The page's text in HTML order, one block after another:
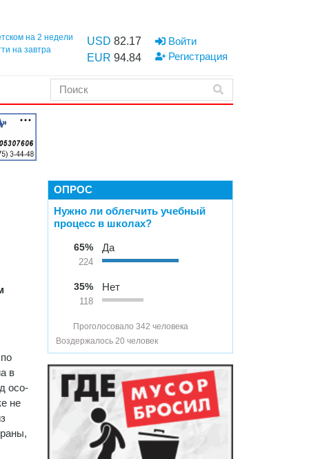
на 2 недели
на завтра
USD 82.17
EUR 94.84
Войти
Регистрация
в
осо­
не
ОПРОС
Нужно ли облегчить учебный
процесс в школах?
65%
224
Да
35%
118
Нет
Проголосовало 342 человека
Воздержалось 20 человек